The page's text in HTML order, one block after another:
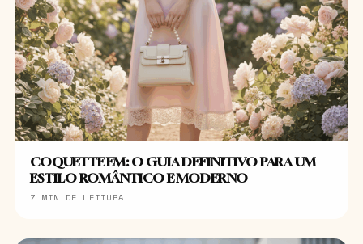
COQUETTE EM: O GUIA DEFINITIVO PARA UM
ESTILO ROMÂNTICO E MODERNO
7 MIN DE LEITURA